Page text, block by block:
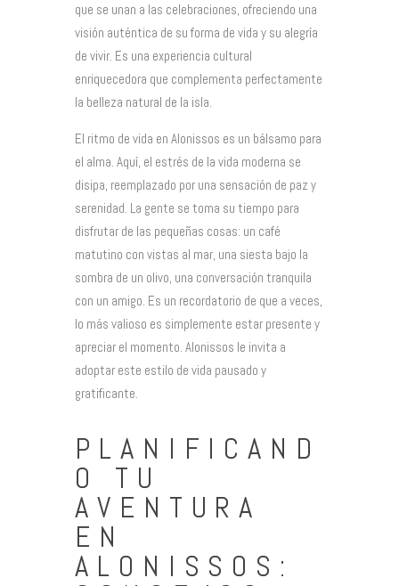
que se unan a las celebraciones, ofreciendo una
visión auténtica de su forma de vida y su alegría
de vivir. Es una experiencia cultural
enriquecedora que complementa perfectamente
la belleza natural de la isla.
El ritmo de vida en Alonissos es un bálsamo para
el alma. Aquí, el estrés de la vida moderna se
disipa, reemplazado por una sensación de paz y
serenidad. La gente se toma su tiempo para
disfrutar de las pequeñas cosas: un café
matutino con vistas al mar, una siesta bajo la
sombra de un olivo, una conversación tranquila
con un amigo. Es un recordatorio de que a veces,
lo más valioso es simplemente estar presente y
apreciar el momento. Alonissos le invita a
adoptar este estilo de vida pausado y
gratificante.
PLANIFICAND
O TU
AVENTURA
EN
ALONISSOS: